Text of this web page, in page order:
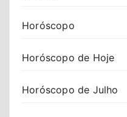
Horóscopo
Horóscopo de Hoje
Horóscopo de Julho